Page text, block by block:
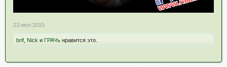
23 июл 2015
brif Nick и ГРАЧъ нравится это.